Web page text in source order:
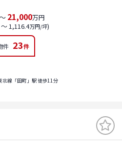
21,000万円
～ 1,116.4万円/坪)
件 23件
北線「田町」駅 徒歩11分